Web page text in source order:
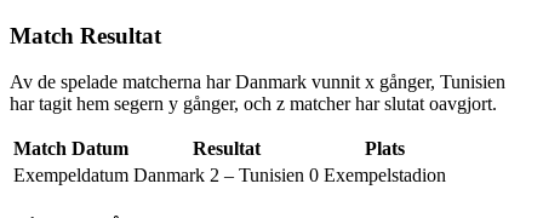
Match Resultat
Av de spelade matcherna har Danmark vunnit x gånger, Tunisien
har tagit hem segern y gånger, och z matcher har slutat oavgjort.
Match Datum Resultat
Plats
Exempeldatum Danmark 2 – Tunisien 0 Exempelstadion